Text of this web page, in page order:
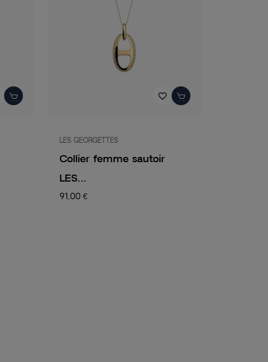
favorite_border
LES GEORGETTES
Collier femme sautoir
LES...
91,00 €